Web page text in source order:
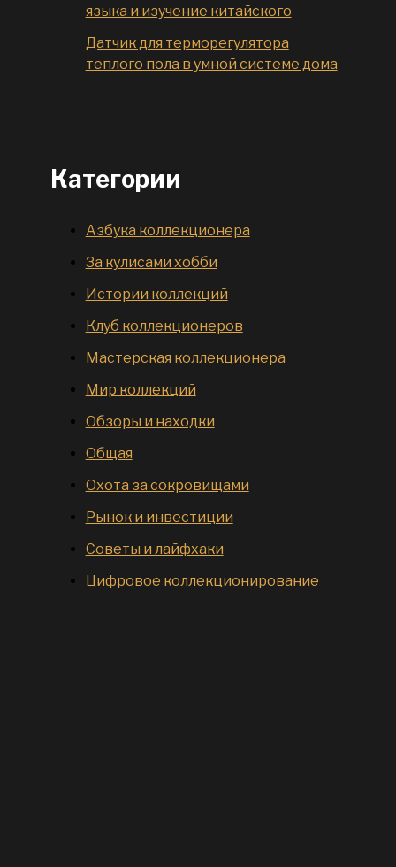
языка и изучение китайского
Датчик для терморегулятора
теплого пола в умной системе дома
Категории
Азбука коллекционера
За кулисами хобби
Истории коллекций
Клуб коллекционеров
Мастерская коллекционера
Мир коллекций
Обзоры и находки
Общая
Охота за сокровищами
Рынок и инвестиции
Советы и лайфхаки
Цифровое коллекционирование